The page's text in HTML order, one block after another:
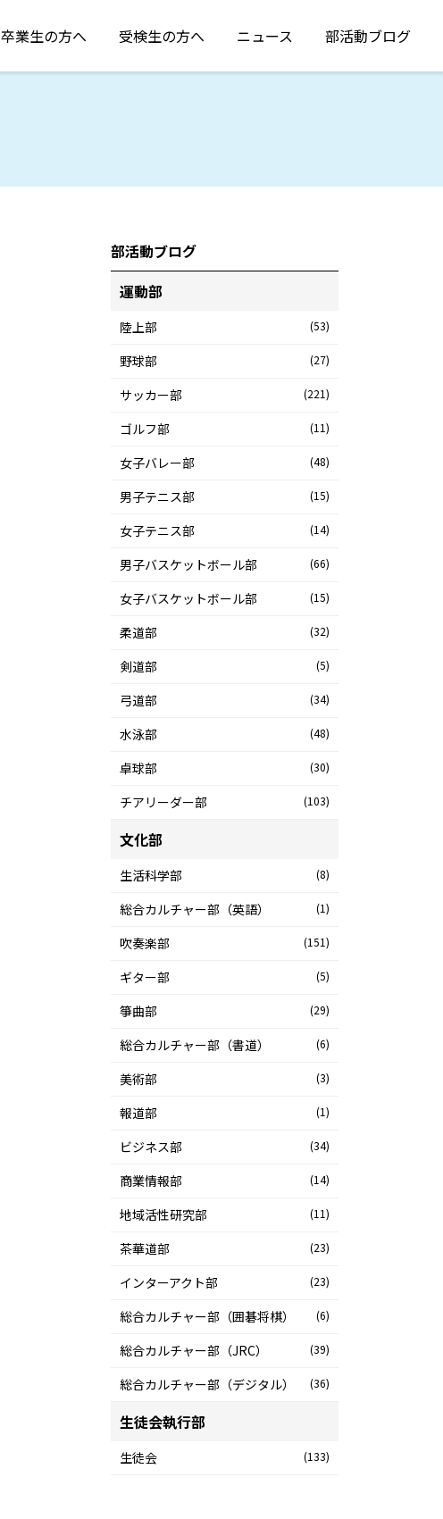
卒業生の方へ 受検生の方へ ニュース 部活動ブログ
部活動ブログ
運動部
陸上部 (53)
野球部 (27)
サッカー部 (221)
ゴルフ部 (11)
女子バレー部 (48)
男子テニス部 (15)
女子テニス部 (14)
男子バスケットボール部 (66)
女子バスケットボール部 (15)
柔道部 (32)
剣道部 (5)
弓道部 (34)
水泳部 (48)
卓球部 (30)
チアリーダー部 (103)
文化部
生活科学部 (8)
総合カルチャー部（英語） (1)
吹奏楽部 (151)
ギター部 (5)
箏曲部 (29)
総合カルチャー部（書道） (6)
美術部 (3)
報道部 (1)
ビジネス部 (34)
商業情報部 (14)
地域活性研究部 (11)
茶華道部 (23)
インターアクト部 (23)
総合カルチャー部（囲碁将棋） (6)
総合カルチャー部（JRC） (39)
総合カルチャー部（デジタル） (36)
生徒会執行部
生徒会 (133)